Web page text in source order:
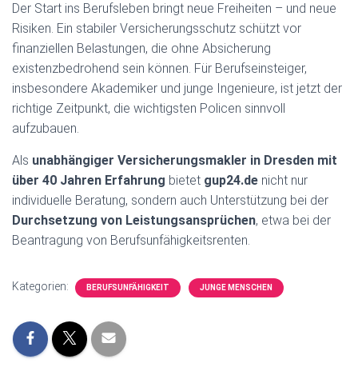
Der Start ins Berufsleben bringt neue Freiheiten – und neue
Risiken. Ein stabiler Versicherungsschutz schützt vor
finanziellen Belastungen, die ohne Absicherung
existenzbedrohend sein können. Für Berufseinsteiger,
insbesondere Akademiker und junge Ingenieure, ist jetzt der
richtige Zeitpunkt, die wichtigsten Policen sinnvoll
aufzubauen.
Als unabhängiger Versicherungsmakler in Dresden mit
über 40 Jahren Erfahrung bietet gup24.de nicht nur
individuelle Beratung, sondern auch Unterstützung bei der
Durchsetzung von Leistungsansprüchen, etwa bei der
Beantragung von Berufsunfähigkeitsrenten.
Kategorien: BERUFSUNFÄHIGKEIT JUNGE MENSCHEN